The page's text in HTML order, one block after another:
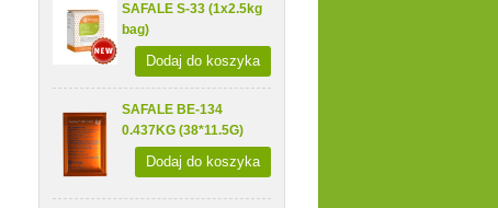
SAFALE S-33 (1x2.5kg
bag)
Dodaj do koszyka
SAFALE BE-134
0.437KG (38*11.5G)
Dodaj do koszyka